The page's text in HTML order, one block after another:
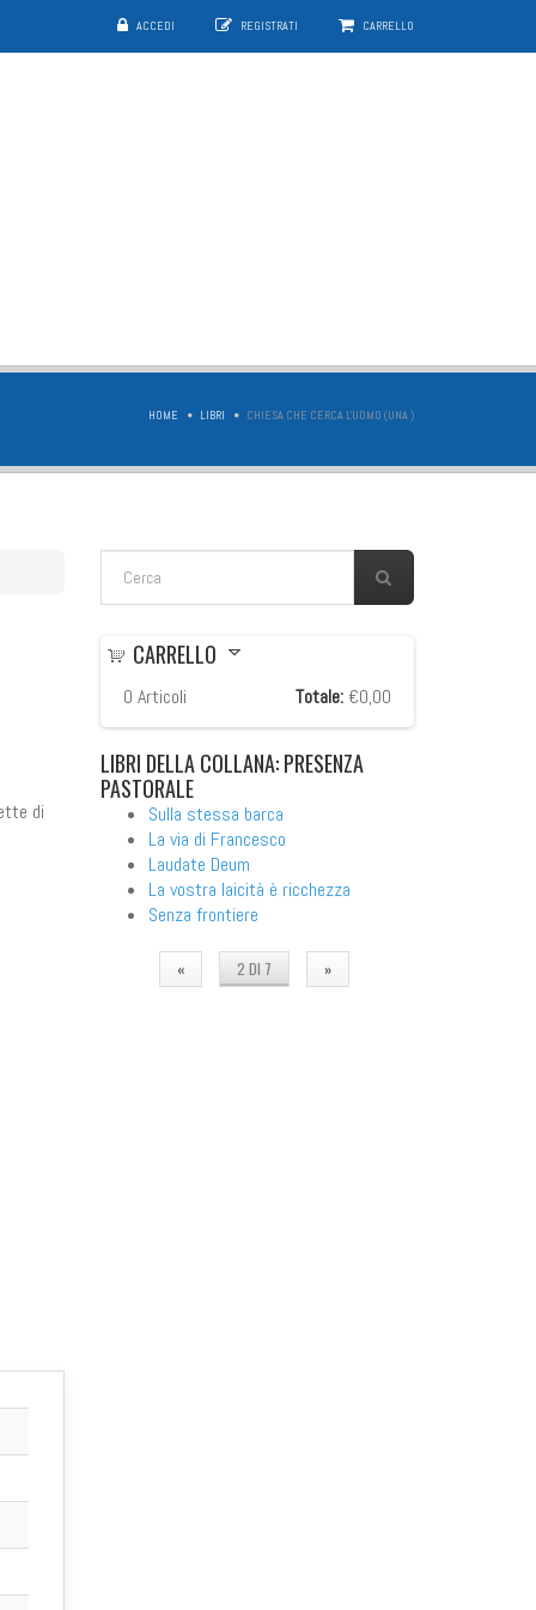
ACCEDI REGISTRATI CARRELLO
HOME LIBRI CHIESA CHE CERCA L'UOMO (UNA )
FORM DI RICERCA
di
CARRELLO
0 Articoli Totale: €0,00
LIBRI DELLA COLLANA: PRESENZA
PASTORALE
Sulla stessa barca
La via di Francesco
Laudate Deum
La vostra laicità è ricchezza
Senza frontiere
« 2 DI 7 »